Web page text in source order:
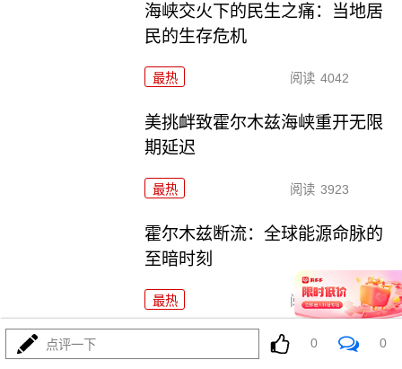
海峡交火下的民生之痛：当地居
民的生存危机
最热 阅读 4042
美挑衅致霍尔木兹海峡重开无限
期延迟
最热 阅读 3923
霍尔木兹断流：全球能源命脉的
至暗时刻
最热 阅读 4293
美伊博弈临界点：特朗普威胁摧
点评一下 0 0